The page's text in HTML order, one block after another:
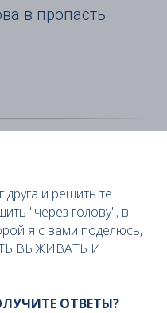
в пропасть
друга и решить те
"через голову", в
я с вами поделюсь,
ВЫЖИВАТЬ И
ОТВЕТЫ?